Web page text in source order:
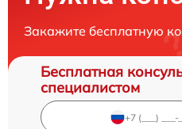
Закажите бесплатную
Бесплатная
специалистом